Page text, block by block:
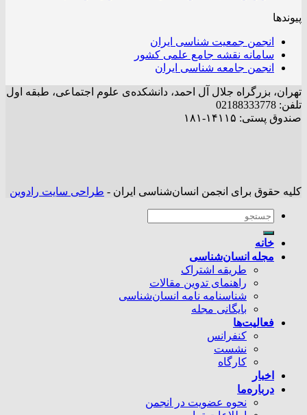
پیوندها
انجمن جمعیت شناسی ایران
سامانه نقشه جامع علمی کشور
انجمن جامعه شناسی ایران
تهران، بزرگراه جلال آل احمد، دانشکده‌ی علوم اجتماعی، طبقه اول
تلفن: 02188333778
صندوق پستی: ۱۴۱۱۵-۱۸۱
کلیه حقوق برای انجمن انسان‌شناسی ایران - طراحی سایت رادوین
خانه
مجله انسان‌شناسی
طریقه اشتراک
راهنمای تدوین مقالات
شناسنامه نامه انسان‌شناسی
بایگانی مجله
فعالیت‌ها
کنفرانس
نشست
کارگاه
اخبار
درباره‌ما
نحوه عضویت در انجمن